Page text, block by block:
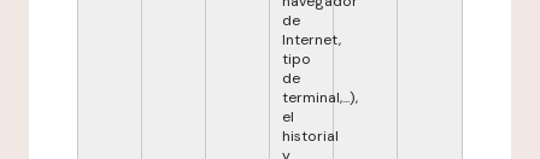
de
Internet,
tipo
de
terminal,...),
el
historial